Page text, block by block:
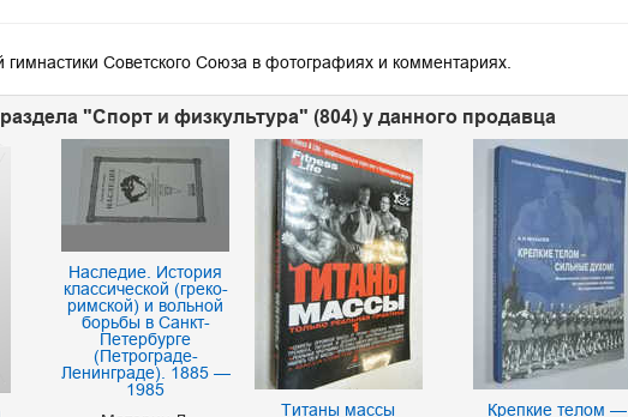
гимнастики Советского Союза в фотографиях и комментариях.
"Спорт и физкультура" (804) у данного продавца
Наследие. История
классической (греко-
римской) и вольной
борьбы в Санкт-
Петербурге
(Петрограде-
Ленинграде). 1885 —
1985
Титаны массы
Крепкие телом —